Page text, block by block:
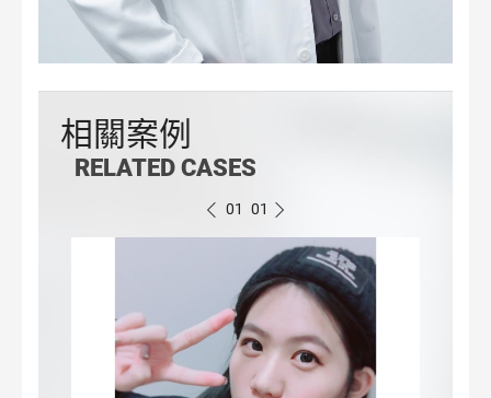
相關案例
RELATED CASES
01 01